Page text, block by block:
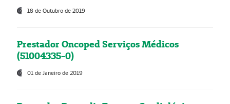
18 de Outubro de 2019
Prestador Oncoped Serviços Médicos
(51004335-0)
01 de Janeiro de 2019